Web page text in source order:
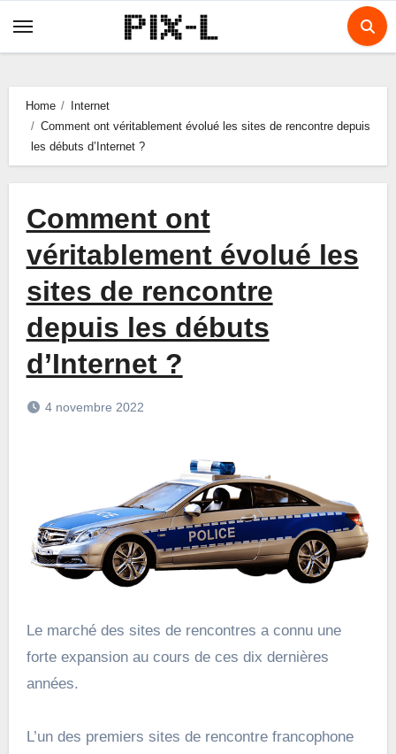
Home
Internet
Comment ont véritablement évolué les sites de rencontre depuis
les débuts d’Internet ?
Comment ont
véritablement évolué les
sites de rencontre
depuis les débuts
d’Internet ?
4 novembre 2022
Le marché des sites de rencontres a connu une
forte expansion au cours de ces dix dernières
années.
L’un des premiers sites de rencontre francophone